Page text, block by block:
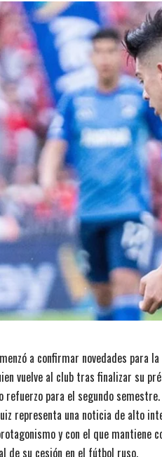
a confirmar novedades para la
vuelve al club tras finalizar su
refuerzo para el segundo semestre.
representa una noticia de alto
y con el que
de su cesión en el fútbol ruso.